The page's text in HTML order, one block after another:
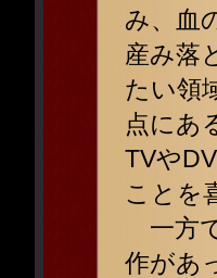
み、血
産み落
たい領
点にあ
TVや
ことを
一方
作があ